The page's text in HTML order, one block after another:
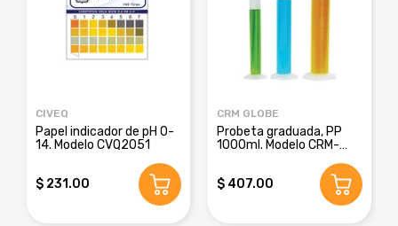
CIVEQ
Papel indicador de pH 0-
14. Modelo CVQ2051
$ 231.00
CRM GLOBE
Probeta graduada, PP
1000ml. Modelo CRM-
$ 407.00